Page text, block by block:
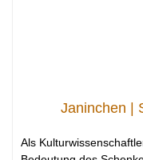
Janinchen |
Als